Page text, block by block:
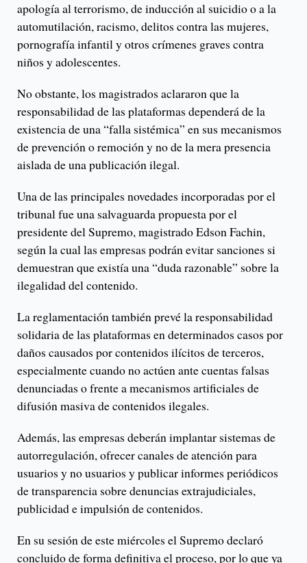
apología al terrorismo, de inducción al suicidio o a la
automutilación, racismo, delitos contra las mujeres,
pornografía infantil y otros crímenes graves contra
niños y adolescentes.
No obstante, los magistrados aclararon que la
responsabilidad de las plataformas dependerá de la
existencia de una “falla sistémica” en sus mecanismos
de prevención o remoción y no de la mera presencia
aislada de una publicación ilegal.
Una de las principales novedades incorporadas por el
tribunal fue una salvaguarda propuesta por el
presidente del Supremo, magistrado Edson Fachin,
según la cual las empresas podrán evitar sanciones si
demuestran que existía una “duda razonable” sobre la
ilegalidad del contenido.
La reglamentación también prevé la responsabilidad
solidaria de las plataformas en determinados casos por
daños causados por contenidos ilícitos de terceros,
especialmente cuando no actúen ante cuentas falsas
denunciadas o frente a mecanismos artificiales de
difusión masiva de contenidos ilegales.
Además, las empresas deberán implantar sistemas de
autorregulación, ofrecer canales de atención para
usuarios y no usuarios y publicar informes periódicos
de transparencia sobre denuncias extrajudiciales,
publicidad e impulsión de contenidos.
En su sesión de este miércoles el Supremo declaró
concluido de forma definitiva el proceso, por lo que ya